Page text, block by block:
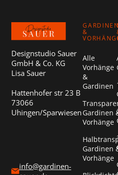
Designstudio Sauer
GmbH & Co. KG
Lisa Sauer
Hattenhofer str 23 B
73066
Uhingen/Sparwiesen
info@gardinen-
&
Alle
Vorhänge
&
Gardinen
Gardinen
Vorhänge
Gardinen
Vorhänge